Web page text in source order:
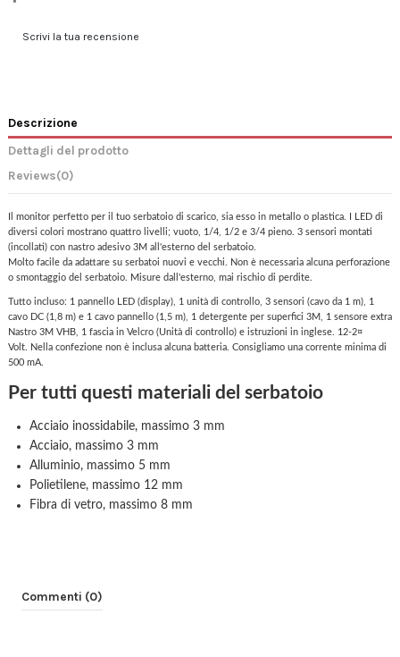
Scrivi la tua recensione
Descrizione
Dettagli del prodotto
Reviews(0)
Il monitor perfetto per il tuo serbatoio di scarico, sia esso in metallo o plastica.
I LED di
diversi colori mostrano quattro livelli; vuoto, 1/4, 1/2 e 3/4 pieno. 3 sensori montati
(incollati) con nastro adesivo 3M all'esterno del serbatoio.
Molto facile da adattare su serbatoi nuovi e vecchi.
Non è necessaria alcuna perforazione
o smontaggio del serbatoio.
Misure dall'esterno, mai rischio di perdite.
Tutto incluso: 1 pannello LED (display), 1 unità di controllo, 3 sensori (cavo da 1 m), 1
cavo DC (1,8 m) e 1 cavo pannello (1,5 m), 1 detergente per superfici 3M, 1 sensore extra
Nastro 3M VHB, 1 fascia in Velcro (Unità di controllo) e istruzioni in inglese. 12-2¤
Volt. Nella confezione non è inclusa alcuna batteria. Consigliamo una corrente minima di
500 mA.
Per tutti questi materiali del serbatoio
Acciaio inossidabile, massimo 3 mm
Acciaio, massimo 3 mm
Alluminio, massimo 5 mm
Polietilene, massimo 12 mm
Fibra di vetro, massimo 8 mm
Commenti (0)